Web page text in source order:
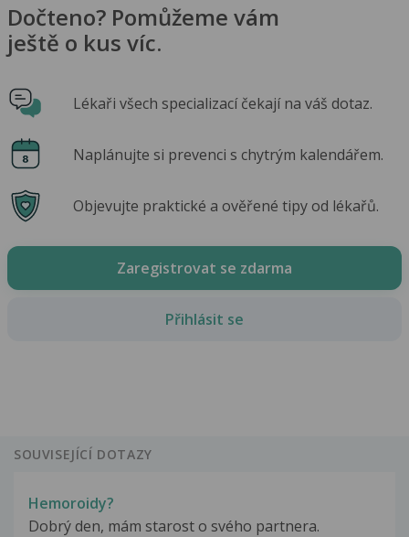
Dočteno? Pomůžeme vám
ještě o kus víc.
Lékaři všech specializací čekají na váš dotaz.
Naplánujte si prevenci s chytrým kalendářem.
Objevujte praktické a ověřené tipy od lékařů.
Zaregistrovat se zdarma
Přihlásit se
SOUVISEJÍCÍ DOTAZY
Hemoroidy?
Dobrý den, mám starost o svého partnera.